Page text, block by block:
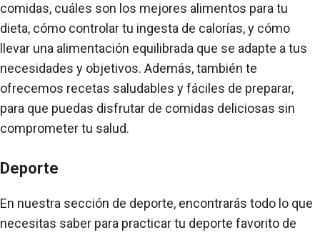
comidas, cuáles son los mejores alimentos para tu
dieta, cómo controlar tu ingesta de calorías, y cómo
llevar una alimentación equilibrada que se adapte a tus
necesidades y objetivos. Además, también te
ofrecemos recetas saludables y fáciles de preparar,
para que puedas disfrutar de comidas deliciosas sin
comprometer tu salud.
Deporte
En nuestra sección de deporte, encontrarás todo lo que
necesitas saber para practicar tu deporte favorito de